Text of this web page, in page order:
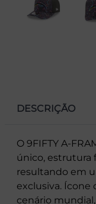
DESCRIÇÃO
O 9FIFTY A-
único, estrutura
resultando em
exclusiva. Ícone
cenário